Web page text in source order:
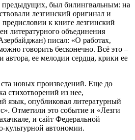
предыдущих, был билингвальным: на
лезгинский оригинал и
к книге лезгинский
литературного объединения
писал: «О работах,
говорить бесконечно. Всё это –
автора, ее мелодии сердца, крики ее
новых произведений. Еще до
стихотворений из нее,
язык, опубликовал литературный
Отметили это событие и «Лезги
и сайт Федеральной
культурной автономии.